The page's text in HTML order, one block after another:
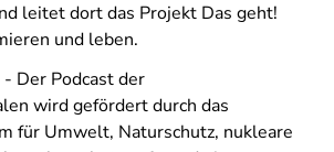
leitet dort das Projekt Das geht!
und leben.
Der Podcast der
wird gefördert durch das
für Umwelt, Naturschutz, nukleare